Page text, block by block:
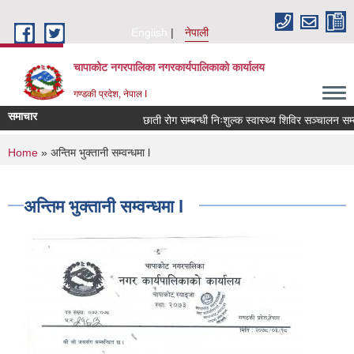
English
नेपाली
चापाकोट नगरपालिका नगरकार्यपालिकाको कार्यालय
गण्डकी प्रदेश, नेपाल I
समाचार छाती रोग सम्बन्धी निःशुल्क स्वास्थ्य शिविर सञ्चालन
You are here
Home » अन्तिम भुक्तानी सम्वन्धमा l
अन्तिम भुक्तानी सम्वन्धमा l